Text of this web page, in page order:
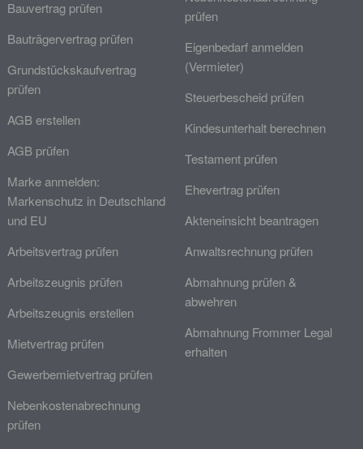
Bauvertrag prüfen
Bauträgervertrag prüfen
Grundstückskaufvertrag
prüfen
AGB erstellen
AGB prüfen
Marke anmelden:
Markenschutz in Deutschland
und EU
Arbeitsvertrag prüfen
Arbeitszeugnis prüfen
Arbeitszeugnis erstellen
Mietvertrag prüfen
Gewerbemietvertrag prüfen
Nebenkostenabrechnung
prüfen
prüfen
Eigenbedarf anmelden
(Vermieter)
Steuerbescheid prüfen
Kindesunterhalt berechnen
Testament prüfen
Ehevertrag prüfen
Akteneinsicht beantragen
Anwaltsrechnung prüfen
Abmahnung prüfen &
abwehren
Abmahnung Frommer Legal
erhalten